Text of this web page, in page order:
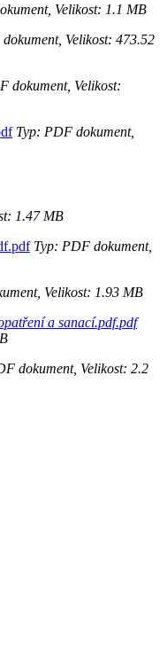
Velikost: 1.1 MB
Velikost: 473.52
dokument, Velikost:
Typ: PDF dokument,
1.47 MB
Typ: PDF dokument,
Velikost: 1.93 MB
a sanací.pdf.pdf
dokument, Velikost: 2.2